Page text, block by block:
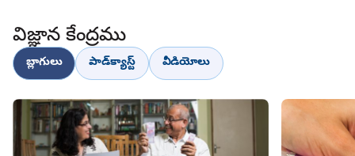
విజ్ఞాన కేంద్రము
బ్లాగులు పాడ్‌క్యాస్ట్ వీడియోలు